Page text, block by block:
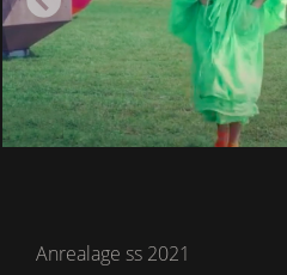
Anrealage ss 2021